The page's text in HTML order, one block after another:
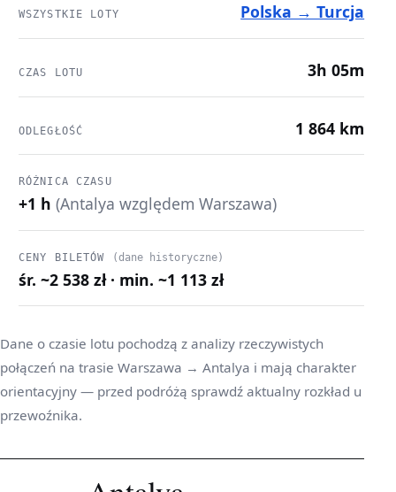
WSZYSTKIE LOTY Polska → Turcja
CZAS LOTU 3h 05m
ODLEGŁOŚĆ 1 864 km
RÓŻNICA CZASU
+1 h (Antalya względem Warszawa)
CENY BILETÓW (dane historyczne)
śr. ~2 538 zł · min. ~1 113 zł
Dane o czasie lotu pochodzą z analizy rzeczywistych
połączeń na trasie Warszawa → Antalya i mają charakter
orientacyjny — przed podróżą sprawdź aktualny rozkład u
przewoźnika.